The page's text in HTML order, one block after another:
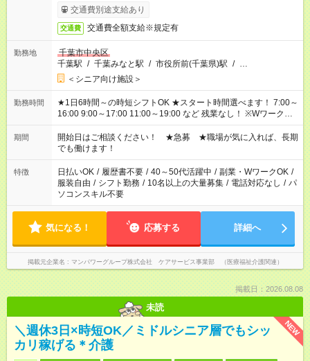
完了次第のお支払いとなります。
交通費別途支給あり
交通費 交通費全額支給※規定有
勤務地
千葉市中央区
千葉駅 / 千葉みなと駅 / 市役所前(千葉県)駅 / …
＜シニア向け施設＞
勤務時間
★1日6時間～の時短シフトOK ★スタート時間選べます！ 7:00～
16:00 9:00～17:00 11:00～19:00 など 残業なし！ ※Wワークの
場合、他のお仕事と合わせ週40時間超の就業はご案内できませ
ん ※法令に基づき、週20時間以上勤務は社会保険への加入対象
となります ※労働者派遣法（日雇い派遣の原則禁止）により、
短時間・短期間の就業はご案内が難しい場合があります
期間
開始日はご相談ください！ ★急募 ★職場が気に入れば、長期
でも働けます！
特徴 日払いOK / 履歴書不要 / 40～50代活躍中 / 副業・WワークOK /
服装自由 / シフト勤務 / 10名以上の大量募集 / 電話対応なし / パ
ソコンスキル不要
気になる！ 応募する 詳細へ
掲載元企業名 マンパワーグループ株式会社 ケアサービス事業部 （医療福祉介護関連）
掲載日：2026.08.08
未読
NEW
＼週休3日×時短OK／ミドルシニア層でもシッ
カリ稼げる＊介護